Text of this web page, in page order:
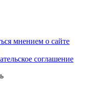
мнением о сайте
соглашение